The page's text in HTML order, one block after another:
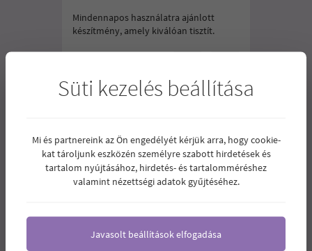
Mindennapos használatra ajánlott
készítmény, amely kiválóan tisztít.
1.050
Süti kezelés beállítása
Mi és partnereink az Ön engedélyét kérjük arra, hogy cookie-
kat tároljunk eszközén személyre szabott hirdetések és
tartalom nyújtásához, hirdetés- és tartalomméréshez
valamint nézettségi adatok gyűjtéséhez.
Javasolt beállítások elfogadása